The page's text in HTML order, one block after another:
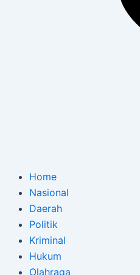
Home
Nasional
Daerah
Politik
Kriminal
Hukum
Olahraga